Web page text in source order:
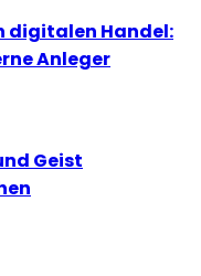
digitalen Handel:
Anleger
Geist